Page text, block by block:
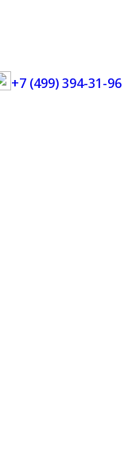
+7 (499) 394-31-96